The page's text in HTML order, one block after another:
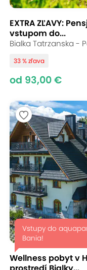
EXTRA ZĽAVY:
vstupom do...
Bialka Tatrzanska -
33 % zľava
od 93,00 €
Vstupy do
Bania!
Wellness pobyt v